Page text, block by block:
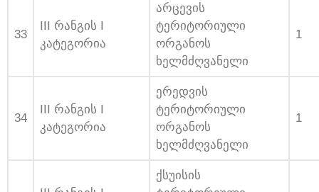
33
III რანგის I
კატეგორია
არცევის
ტერიტორიული
ორგანოს
ხელმძღვანელი
1
34
III რანგის I
კატეგორია
ერედვის
ტერიტორიული
ორგანოს
ხელმძღვანელი
1
ქსუისის